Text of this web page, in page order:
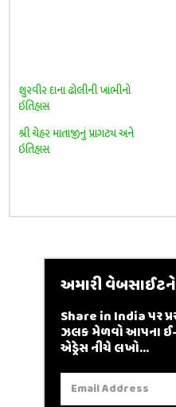
શુરવીર દાના ઢોલીની ખાંભીનો
ઇતિહાસ
શ્રી ચેહર માતાજીનું પ્રાગટ્ય અને
ઇતિહાસ
અમારી
Share in India પર
ઝલક મેળવો આપના
એડ્રેસ નીચે લખો...
Email
Address